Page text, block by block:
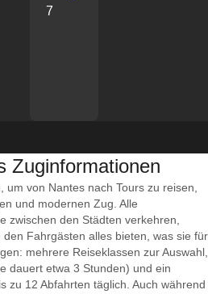
7
Zuginformationen
von Nantes nach Tours zu reisen,
und modernen Zug. Alle
zwischen den Städten verkehren,
Fahrgästen alles bieten, was sie für
mehrere Reiseklassen zur Auswahl,
dauert etwa 3 Stunden) und ein
zu 12 Abfahrten täglich. Auch während